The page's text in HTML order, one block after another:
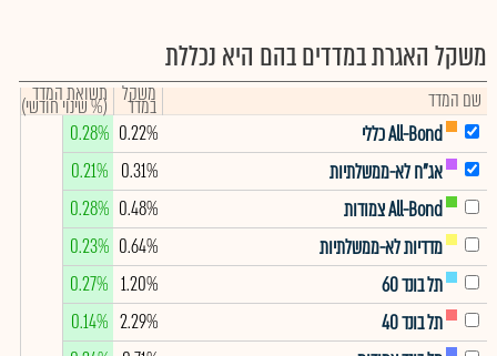
משקל האגרת במדדים בהם היא נכללת
שם המדד משקל
במדד תשואת המדד
(% שינוי חודשי)
All-Bond כללי
0.22%
0.28%
אג"ח לא-ממשלתיות
0.31%
0.21%
All-Bond צמודות
0.48%
0.28%
מדדיות לא-ממשלתיות
0.64%
0.23%
תל בונד 60
1.20%
0.27%
תל בונד 40
2.29%
0.14%